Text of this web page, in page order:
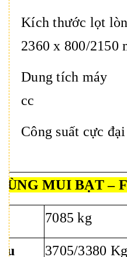
Kích thước lọt
2360 x 800/2150
Dung tích
cc
Công suất
MUI BẠT –
7085 kg
3705/3380 Kg